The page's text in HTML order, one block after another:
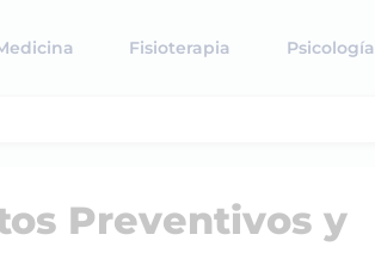
Fisioterapia Psicología
Preventivos y